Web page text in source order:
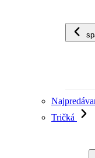
Tričká